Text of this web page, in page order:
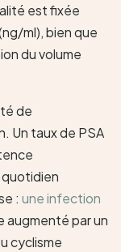
est fixée
ml), bien que
du volume
de
Un taux de PSA
: une infection
augmenté par un
cyclisme